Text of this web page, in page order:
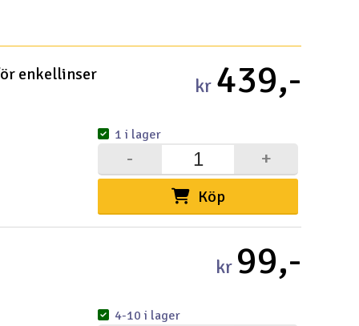
enkellinser kr 439,-
Köp
+
-
1 i lager
kr 99,-
4-10 i lager